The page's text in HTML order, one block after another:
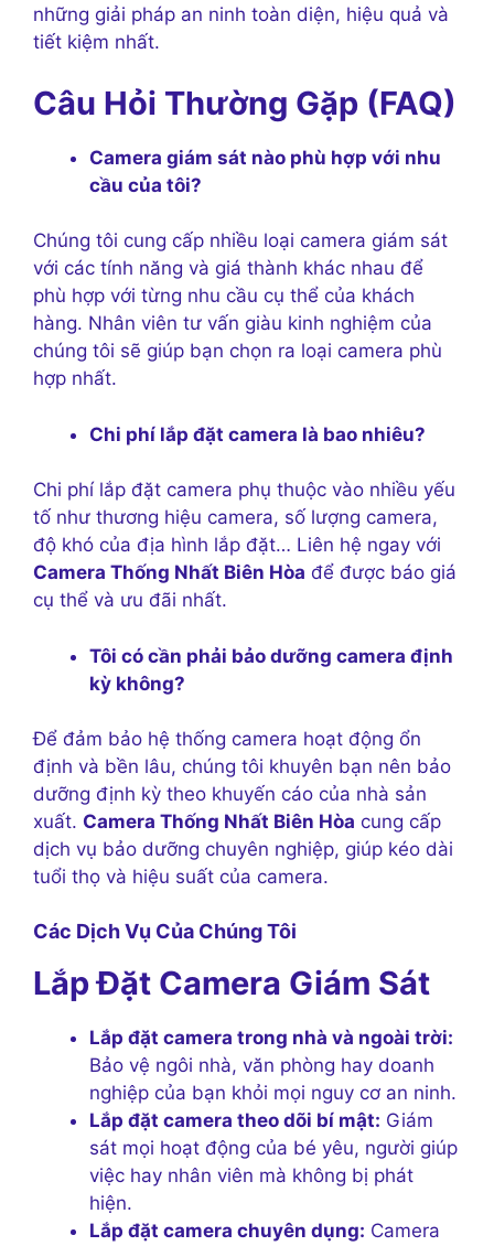
những giải pháp an ninh toàn diện, hiệu quả và
tiết kiệm nhất.
Câu Hỏi Thường Gặp (FAQ)
Camera giám sát nào phù hợp với nhu
cầu của tôi?
Chúng tôi cung cấp nhiều loại camera giám sát
với các tính năng và giá thành khác nhau để
phù hợp với từng nhu cầu cụ thể của khách
hàng. Nhân viên tư vấn giàu kinh nghiệm của
chúng tôi sẽ giúp bạn chọn ra loại camera phù
hợp nhất.
Chi phí lắp đặt camera là bao nhiêu?
Chi phí lắp đặt camera phụ thuộc vào nhiều yếu
tố như thương hiệu camera, số lượng camera,
độ khó của địa hình lắp đặt… Liên hệ ngay với
Camera Thống Nhất Biên Hòa để được báo giá
cụ thể và ưu đãi nhất.
Tôi có cần phải bảo dưỡng camera định
kỳ không?
Để đảm bảo hệ thống camera hoạt động ổn
định và bền lâu, chúng tôi khuyên bạn nên bảo
dưỡng định kỳ theo khuyến cáo của nhà sản
xuất. Camera Thống Nhất Biên Hòa cung cấp
dịch vụ bảo dưỡng chuyên nghiệp, giúp kéo dài
tuổi thọ và hiệu suất của camera.
Các Dịch Vụ Của Chúng Tôi
Lắp Đặt Camera Giám Sát
Lắp đặt camera trong nhà và ngoài trời:
Bảo vệ ngôi nhà, văn phòng hay doanh
nghiệp của bạn khỏi mọi nguy cơ an ninh.
Lắp đặt camera theo dõi bí mật: Giám
sát mọi hoạt động của bé yêu, người giúp
việc hay nhân viên mà không bị phát
hiện.
Lắp đặt camera chuyên dụng: Camera